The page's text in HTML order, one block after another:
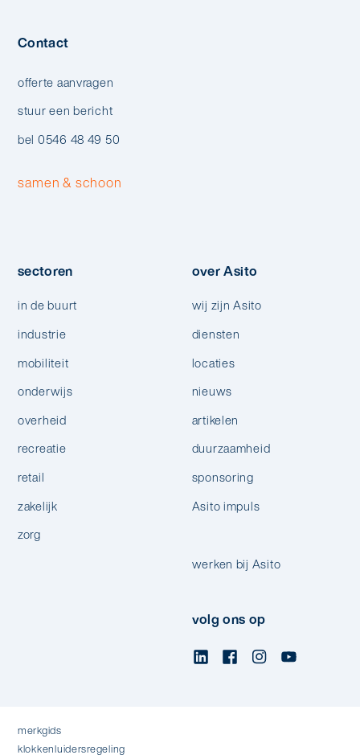
Contact
offerte aanvragen
stuur een bericht
bel 0546 48 49 50
samen & schoon
sectoren
in de buurt
industrie
mobiliteit
onderwijs
overheid
recreatie
retail
zakelijk
zorg
over Asito
wij zijn Asito
diensten
locaties
nieuws
artikelen
duurzaamheid
sponsoring
Asito impuls
werken bij Asito
volg ons op
merkgids
klokkenluidersregeling